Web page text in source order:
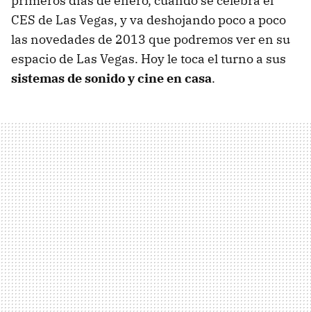
CES de Las Vegas, y va deshojando poco a poco
las novedades de 2013 que podremos ver en su
espacio de Las Vegas. Hoy le toca el turno a sus
sistemas de sonido y cine en casa.